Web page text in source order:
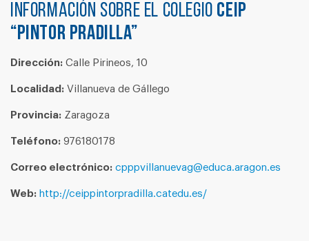
Información sobre el colegio CEIP
“PINTOR PRADILLA”
Dirección: Calle Pirineos, 10
Localidad: Villanueva de Gállego
Provincia: Zaragoza
Teléfono: 976180178
Correo electrónico: cpppvillanuevag@educa.aragon.es
Web: http://ceippintorpradilla.catedu.es/